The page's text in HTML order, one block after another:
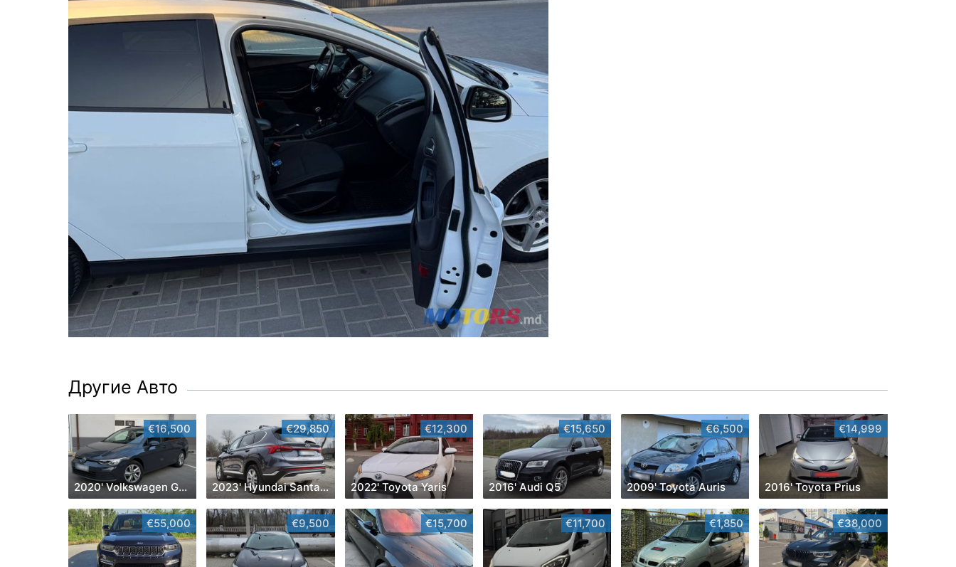
Другие Авто
€16,500
2020' Volkswagen Golf
€29,850
2023' Hyundai Santa Fe
€12,300
2022' Toyota Yaris
€15,650
2016' Audi Q5
€6,500
2009' Toyota Auris
€14,999
2016' Toyota Prius
€55,000 €9,500 €15,700 €11,700 €1,850 €38,000